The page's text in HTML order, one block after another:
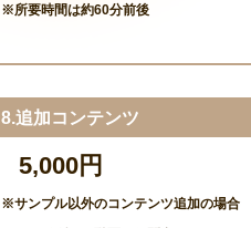
※所要時間は約60分前後
8.追加コンテンツ
5,000円
※サンプル以外のコンテンツ追加の場合